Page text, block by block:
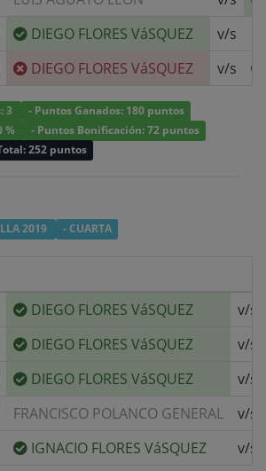
DIEGO FLORES VáSQUEZ v/s
DIEGO FLORES VáSQUEZ v/s
3
- Puntos Ganados: 180 puntos
%
- Puntos Bonificación: 72 puntos
252 puntos
2019 - CUARTA
DIEGO FLORES VáSQUEZ
v/s
DIEGO FLORES VáSQUEZ
v/s
DIEGO FLORES VáSQUEZ
v/s
FRANCISCO POLANCO GENERAL
v/s
IGNACIO FLORES VáSQUEZ v/s